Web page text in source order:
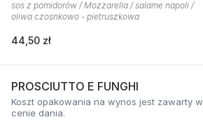
sos z pomidorów / Mozzarella / salame napoli /
oliwa czosnkowo - pietruszkowa
44,50 zł
PROSCIUTTO E FUNGHI
Koszt opakowania na wynos jest zawarty w
cenie dania.